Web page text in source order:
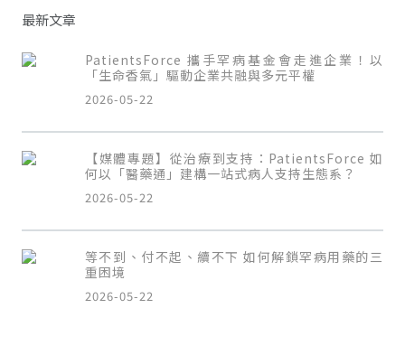
最新文章
PatientsForce 攜手罕病基金會走進企業！以
「生命香氣」驅動企業共融與多元平權
2026-05-22
【媒體專題】從治療到支持：PatientsForce 如
何以「醫藥通」建構一站式病人支持生態系？
2026-05-22
等不到、付不起、續不下 如何解鎖罕病用藥的三
重困境
2026-05-22